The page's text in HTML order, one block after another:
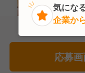
応募
気にな
企業か